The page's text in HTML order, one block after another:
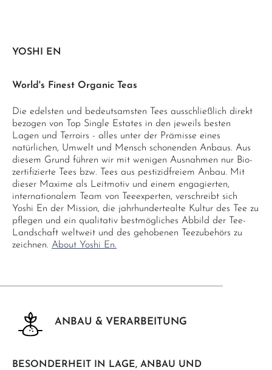
YOSHI EN
World's Finest Organic Teas
Die edelsten und bedeutsamsten Tees ausschließlich direkt
bezogen von Top Single Estates in den jeweils besten
Lagen und Terroirs - alles unter der Prämisse eines
natürlichen, Umwelt und Mensch schonenden Anbaus. Aus
diesem Grund führen wir mit wenigen Ausnahmen nur Bio-
zertifizierte Tees bzw. Tees aus pestizidfreiem Anbau. Mit
dieser Maxime als Leitmotiv und einem engagierten,
internationalem Team von Teeexperten, verschreibt sich
Yoshi En der Mission, die jahrhundertealte Kultur des Tee zu
pflegen und ein qualitativ bestmögliches Abbild der Tee-
Landschaft weltweit und des gehobenen Teezubehörs zu
zeichnen. About Yoshi En.
ANBAU & VERARBEITUNG
BESONDERHEIT IN LAGE, ANBAU UND